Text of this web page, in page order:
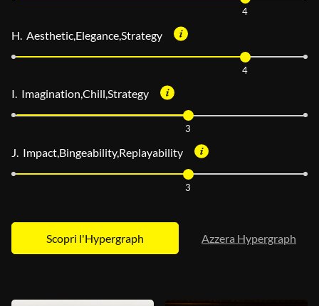
4
H. Aesthetic,Elegance,Strategy
4
I. Imagination,Chill,Strategy
3
J. Impact,Bingeability,Replayability
3
Azzera Hypergraph